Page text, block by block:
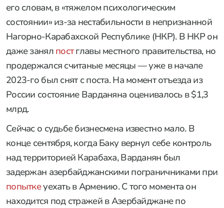
его словам, в «тяжелом психологическим
состоянии» из-за нестабильности в непризнанной
Нагорно-Карабахской Республике (НКР). В НКР он
даже занял постглавы местного правительства, но
продержался считаные месяцы — уже в начале
2023-го был снят с поста. На момент отъезда из
России состояние Варданяна оценивалось в $1,3
млрд.
Сейчас о судьбе бизнесмена известно мало. В
конце сентября, когда Баку вернул себе контроль
над территорией Карабаха, Варданян был
задержан азербайджанскими пограничниками при
попыткеуехать в Армению. С того момента он
находится под стражей в Азербайджане по